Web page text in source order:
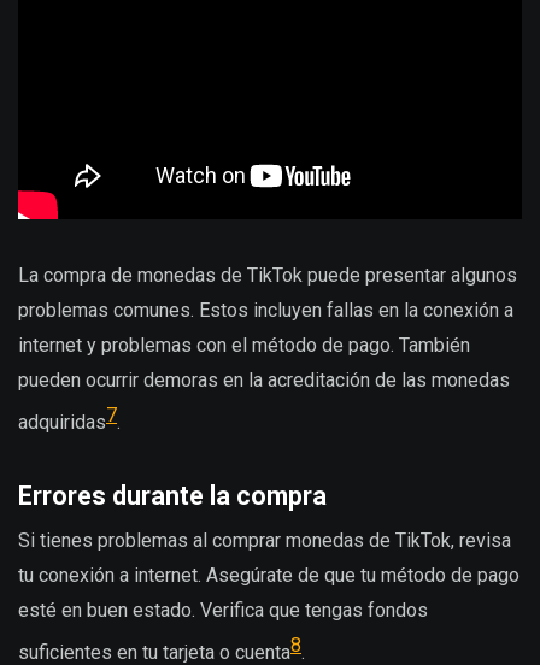
La compra de monedas de TikTok puede presentar algunos
problemas comunes. Estos incluyen fallas en la conexión a
internet y problemas con el método de pago. También
pueden ocurrir demoras en la acreditación de las monedas
adquiridas7.
Errores durante la compra
Si tienes problemas al comprar monedas de TikTok, revisa
tu conexión a internet. Asegúrate de que tu método de pago
esté en buen estado. Verifica que tengas fondos
suficientes en tu tarjeta o cuenta8.